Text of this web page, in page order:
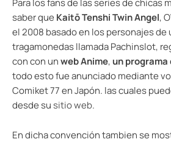
Para los fans de las series de chicas
saber que Kaitō Tenshi Twin Angel,
el 2008 basado en los personajes de
tragamonedas llamada Pachinslot,
con con unweb Anime, un programa
todo esto fue anunciado mediante
Comiket 77 en Japón. las cuales
desde susitio web.
En dicha convención tambien se